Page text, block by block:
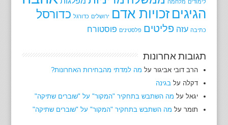
לימודים מלחמה
הגיגים זכויות אדם ירושלים כדורגל כדורסל
כתיבה עזה פליטים פלסטינים פוסטורח
תגובות אחרונות
הרב דובי אביגורעל מה למדתי מהבחירות האחרונות?
דקלה על בגינה
יגאלעל מה השתבש בתחקיר "המקור" על "שוברים שתיקה"
תומרעל מה השתבש בתחקיר "המקור" על "שוברים שתיקה"